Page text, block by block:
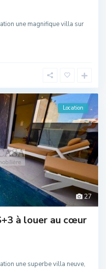
une magnifique villa sur
27
Location
à louer au cœur
une superbe villa neuve,